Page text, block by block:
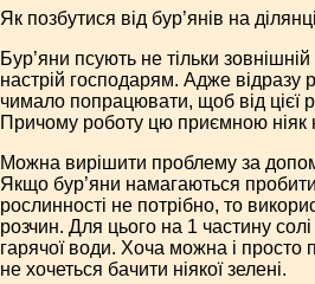
Як позбутися від бур’янів на
Бур’яни псують не тільки
настрій господарям. Адже відразу
чимало попрацювати, щоб від цієї
Причому роботу цю приємною ніяк
Можна вирішити проблему за
Якщо бур’яни намагаються
рослинності не потрібно, то
розчин. Для цього на 1 частину солі
гарячої води. Хоча можна і просто
не хочеться бачити ніякої зелені.